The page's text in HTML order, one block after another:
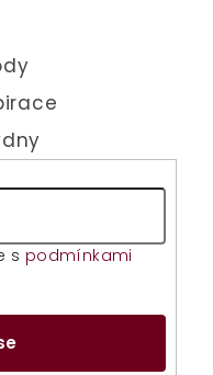
s podmínkami